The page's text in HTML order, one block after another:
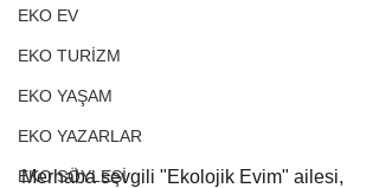
EKO EV
EKO TURİZM
EKO YAŞAM
EKO YAZARLAR
EKO SÖYLEŞİ
Merhaba sevgili "Ekolojik Evim" ailesi,